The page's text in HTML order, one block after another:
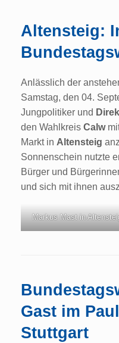
Altensteig:
Anlässlich der
Samstag, den 04.
Jungpolitiker und
den Wahlkreis Calw
Markt in Altensteig
Sonnenschein nutzte
Bürger und
und sich mit ihnen
Markus Mast in
Gast im
Stuttgart